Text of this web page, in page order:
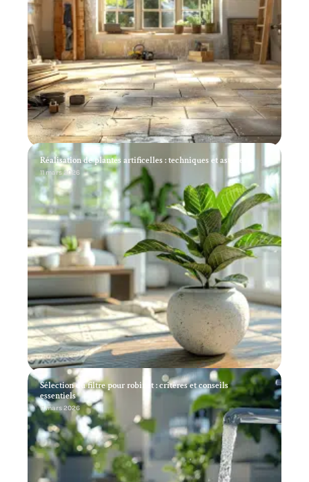
Réalisation de plantes artificelles : techniques et astuces
11 mars 2026
Sélection du filtre pour robinet : critères et conseils
essentiels
11 mars 2026